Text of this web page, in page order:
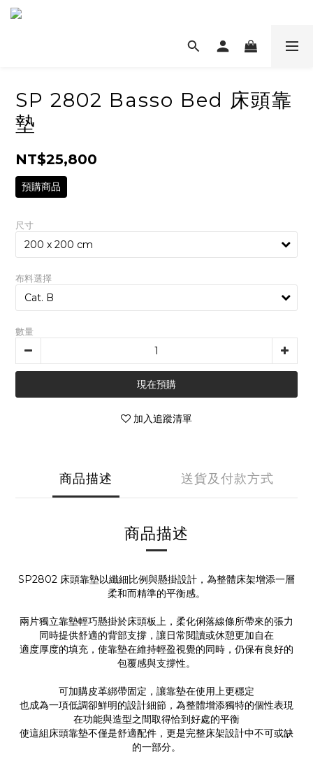
SP 2802 Basso Bed 床頭靠
墊
NT$25,800
預購商品
尺寸
布料選擇
數量
現在預購
加入追蹤清單
商品描述 送貨及付款方式
商品描述
SP2802 床頭靠墊以纖細比例與懸掛設計，為整體床架增添一層
柔和而精準的平衡感。
兩片獨立靠墊輕巧懸掛於床頭板上，柔化俐落線條所帶來的張力
同時提供舒適的背部支撐，讓日常閱讀或休憩更加自在
適度厚度的填充，使靠墊在維持輕盈視覺的同時，仍保有良好的
包覆感與支撐性。
可加購皮革綁帶固定，讓靠墊在使用上更穩定
也成為一項低調卻鮮明的設計細節，為整體增添獨特的個性表現
在功能與造型之間取得恰到好處的平衡
使這組床頭靠墊不僅是舒適配件，更是完整床架設計中不可或缺
的一部分。